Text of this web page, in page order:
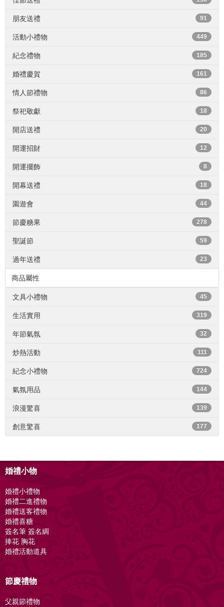
朋友送禮 91
活動小禮物 449
紀念禮物 185
婚禮慶賀 161
情人節禮物 86
祭祀敬獻 18
開店送禮 20
開運招財 12
開運擺飾 8
開幕送禮 18
園遊會 44
節慶糖果 278
聖誕節 59
過年送禮 23
商品屬性
文具小禮物 45
生活實用 319
年節氣氛 32
炒熱活動 111
紀念小禮物 724
氣氛用品 144
浪漫驚喜 139
創意驚喜 177
婚禮小物
婚禮小禮物
婚禮二進禮物
婚禮送客禮物
婚禮喜糖
簽名筆 簽名綢
捧花 胸花
婚禮活動道具
節慶禮物
父親節禮物